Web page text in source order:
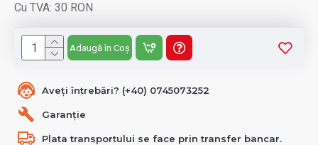
Aveți întrebări? (+40) 0745073252
Garanție
Plata transportului se face prin transfer bancar.
Cu TVA: 30 RON
Adaugă în Coș